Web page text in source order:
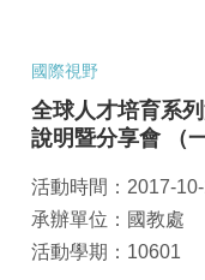
國際視野
全球人才培育系
說明暨分享會 （一
活動時間：2017-
承辦單位：國教處
活動學期：10601